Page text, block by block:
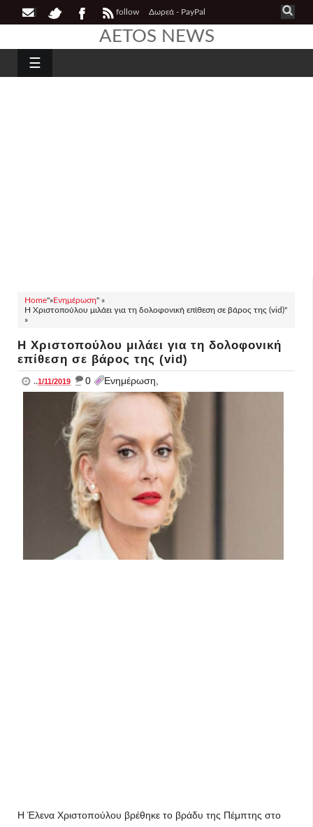
follow Δωρεά - PayPal
AETOS NEWS
☰
Home"»Ενημέρωση" »
H Χριστοπούλου μιλάει για τη δολοφονική επίθεση σε βάρος της (vid)"
»
H Χριστοπούλου μιλάει για τη δολοφονική
επίθεση σε βάρος της (vid)
..1/11/2019 _ 0 Ενημέρωση,
Η Έλενα Χριστοπούλου βρέθηκε το βράδυ της Πέμπτης στο